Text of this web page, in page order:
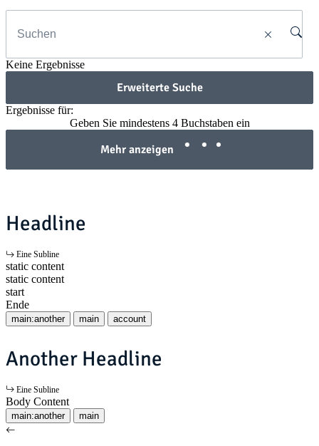
Keine Ergebnisse
Erweiterte Suche
Ergebnisse für:
Geben Sie mindestens 4 Buchstaben ein
Mehr anzeigen
Headline
Eine Subline
static content
static content
start
Ende
main:another main account
Another Headline
Eine Subline
Body Content
main:another main